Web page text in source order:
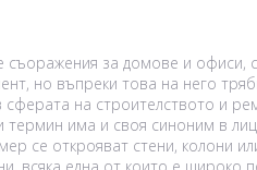
съоражения за домове и офиси,
но въпреки това на него
сферата на строителството и
термин има и своя синоним в
се открояват стени, колони